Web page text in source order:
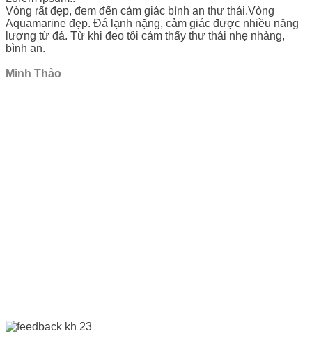
Vòng rất đẹp, đem đến cảm giác bình an thư thái.Vòng
Aquamarine đẹp. Đá lạnh nặng, cảm giác được nhiều năng
lượng từ đá. Từ khi đeo tôi cảm thấy thư thái nhẹ nhàng,
bình an.
Minh Thảo